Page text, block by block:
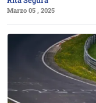
Marzo 05 , 2025